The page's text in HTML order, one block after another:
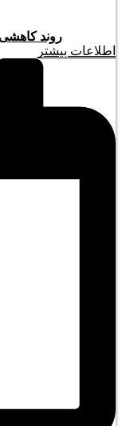
روند
اطلاعات بیشتر